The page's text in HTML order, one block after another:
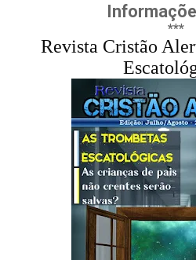
***
Revista Cristão